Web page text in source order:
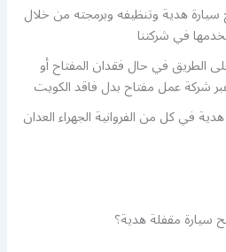
هدية وتنظيفه وبرمجته من خلال
في شركتنا
الطريق في حال فقدان المفتاح أو
شركة عمل مفتاح بدل فاقد الكويت
في كل من الفروانية الجهراء العدان
مقفلة هدية؟